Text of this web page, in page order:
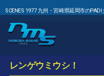
SCENES 1977 九州・宮崎県延岡市の
レンゲウミウシ！